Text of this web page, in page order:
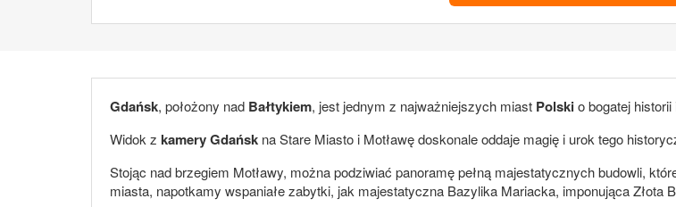
Gdańsk, położony nad Bałtykiem, jest jednym z najważniejszych miast Polskio bogatej
Widok z kamery Gdańsk na Stare Miasto i Motławę doskonale oddaje magię i urok tego
Stojąc nad brzegiem Motławy, można podziwiać panoramę pełną majestatycznych budowli,
miasta, napotkamy wspaniałe zabytki, jak majestatyczna Bazylika Mariacka, imponująca Złota